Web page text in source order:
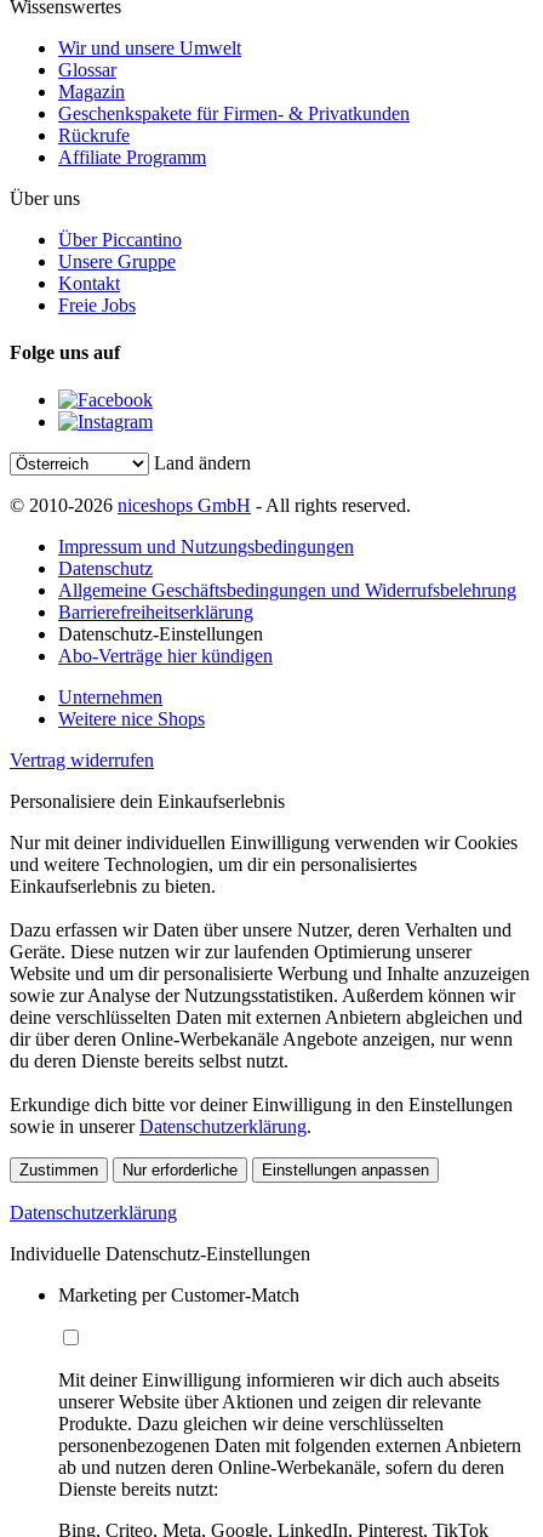
Wissenswertes
Wir und unsere Umwelt
Glossar
Magazin
Geschenkspakete für Firmen- & Privatkunden
Rückrufe
Affiliate Programm
Über uns
Über Piccantino
Unsere Gruppe
Kontakt
Freie Jobs
Folge uns auf
Land ändern
© 2010-2026 niceshops GmbH - All rights reserved.
Impressum und Nutzungsbedingungen
Datenschutz
Allgemeine Geschäftsbedingungen und Widerrufsbelehrung
Barrierefreiheitserklärung
Datenschutz-Einstellungen
Abo-Verträge hier kündigen
Unternehmen
Weitere nice Shops
Vertrag widerrufen
Personalisiere dein Einkaufserlebnis
Nur mit deiner individuellen Einwilligung verwenden wir Cookies
und weitere Technologien, um dir ein personalisiertes
Einkaufserlebnis zu bieten.
Dazu erfassen wir Daten über unsere Nutzer, deren Verhalten und
Geräte. Diese nutzen wir zur laufenden Optimierung unserer
Website und um dir personalisierte Werbung und Inhalte anzuzeigen
sowie zur Analyse der Nutzungsstatistiken. Außerdem können wir
deine verschlüsselten Daten mit externen Anbietern abgleichen und
dir über deren Online-Werbekanäle Angebote anzeigen, nur wenn
du deren Dienste bereits selbst nutzt.
Erkundige dich bitte vor deiner Einwilligung in den Einstellungen
sowie in unsererDatenschutzerklärung.
Zustimmen Nur erforderliche Einstellungen anpassen
Datenschutzerklärung
Individuelle Datenschutz-Einstellungen
Marketing per Customer-Match
Mit deiner Einwilligung informieren wir dich auch abseits
unserer Website über Aktionen und zeigen dir relevante
Produkte. Dazu gleichen wir deine verschlüsselten
personenbezogenen Daten mit folgenden externen Anbietern
ab und nutzen deren Online-Werbekanäle, sofern du deren
Dienste bereits nutzt:
Bing, Criteo, Meta, Google, LinkedIn, Pinterest, TikTok